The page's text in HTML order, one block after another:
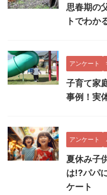
思春期の
トでわか
アンケート
子育て家
事例！実
アンケート
夏休み子
は!?パパ
ケート